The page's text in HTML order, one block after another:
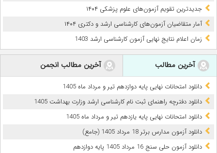
جدیدترین تقویم آزمون‌های علوم پزشکی ۱۴۰۴
آمار متقاضیان آزمون‌های کارشناسی ارشد و دکتری ۱۴۰۴
زمان اعلام نتایج نهایی آزمون کارشناسی ارشد 1403
آخرین مطالب آخرین مطالب انجمن
دانلود امتحانات نهایی پایه دوازدهم تیر و مرداد ماه 1405
دانلود دفترچه راهنمای ثبت نام کارشناسی ارشد وزارت بهداشت 1405
دانلود امتحانات نهایی پایه یازدهم تیر و مرداد ماه 1405
دانلود آزمون مدارس برتر 18 مرداد 1405 (جامع)
دانلود آزمون حلی سنج 16 مرداد 1405 پایه دوازدهم